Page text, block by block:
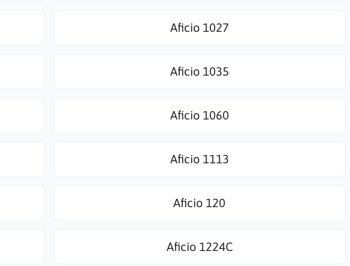
Aficio 1027
Aficio 1035
Aficio 1060
Aficio 1113
Aficio 120
Aficio 1224C